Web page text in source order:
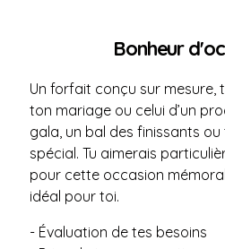
Bonheur
Un forfait conçu sur mesure,
ton mariage ou celui d’un
gala, un bal des finissants
spécial. Tu aimerais
pour cette occasion
idéal pour toi.
- Évaluation de tes besoins